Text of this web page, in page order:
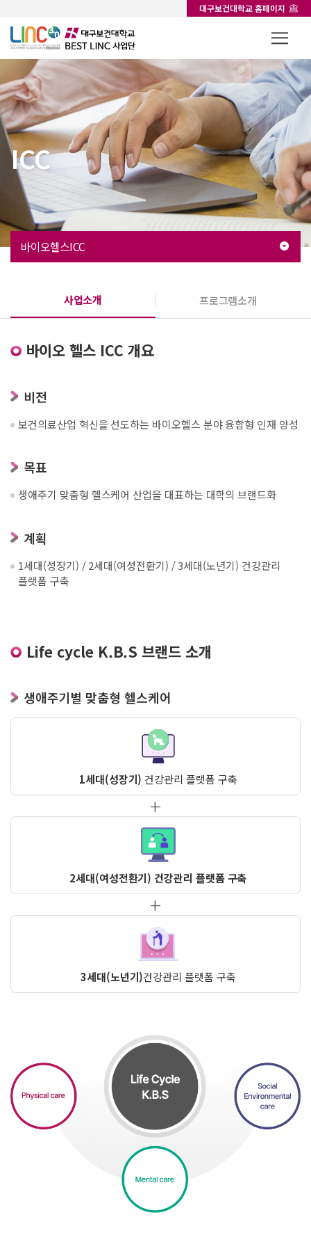
대구보건대학교 홈페이지
ICC
바이오헬스ICC
사업소개 프로그램소개
바이오 헬스 ICC 개요
비전
보건의료산업 혁신을 선도하는 바이오헬스 분야 융합형 인재 양성
목표
생애주기 맞춤형 헬스케어 산업을 대표하는 대학의 브랜드화
계획
1세대(성장기) / 2세대(여성전환기) / 3세대(노년기) 건강관리
플랫폼 구축
Life cycle K.B.S 브랜드 소개
생애주기별 맞춤형 헬스케어
1세대(성장기) 건강관리 플랫폼 구축
2세대(여성전환기) 건강관리 플랫폼 구축
3세대(노년기)건강관리 플랫폼 구축